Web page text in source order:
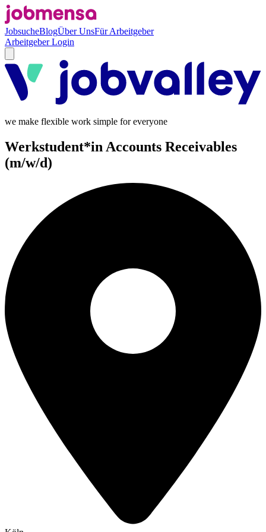
JobsucheBlogÜber UnsFür Arbeitgeber
Arbeitgeber Login
we make flexible work simple for everyone
Werkstudent*in Accounts Receivables
(m/w/d)